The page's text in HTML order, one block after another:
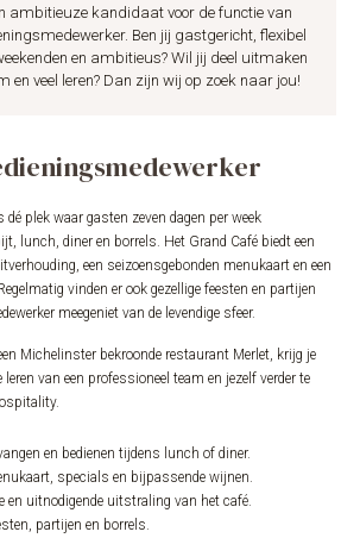
ambitieuze kandidaat voor de functie van
Ben jij gastgericht, flexibel
en ambitieus? Wil jij deel uitmaken
en veel leren? Dan zijn wij op zoek naar jou!
dé plek waar gasten zeven dagen per week
lunch, diner en borrels. Het Grand Café biedt een
een seizoensgebonden menukaart en een
vinden er ook gezellige feesten en partijen
meegeniet van de levendige sfeer.
Michelinster bekroonde restaurant Merlet, krijg je
van een professioneel team en jezelf verder te
en bedienen tijdens lunch of diner.
specials en bijpassende wijnen.
en uitnodigende uitstraling van het café.
partijen en borrels.